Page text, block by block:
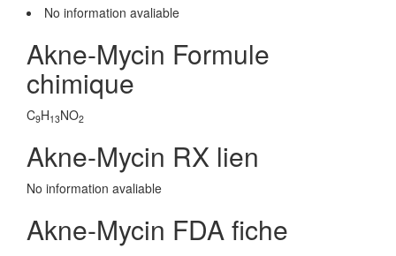
No information avaliable
Akne-Mycin Formule
chimique
C9H13NO2
Akne-Mycin RX lien
No information avaliable
Akne-Mycin FDA fiche